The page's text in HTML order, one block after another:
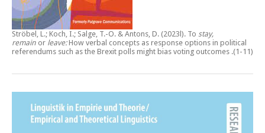
Ströbel, L.; Koch, I.; Salge, T.-O. & Antons, D. (2023l). To stay,
remain or leave:How verbal concepts as response options in political
referendums such as the Brexit polls might bias voting outcomes .(1-11)